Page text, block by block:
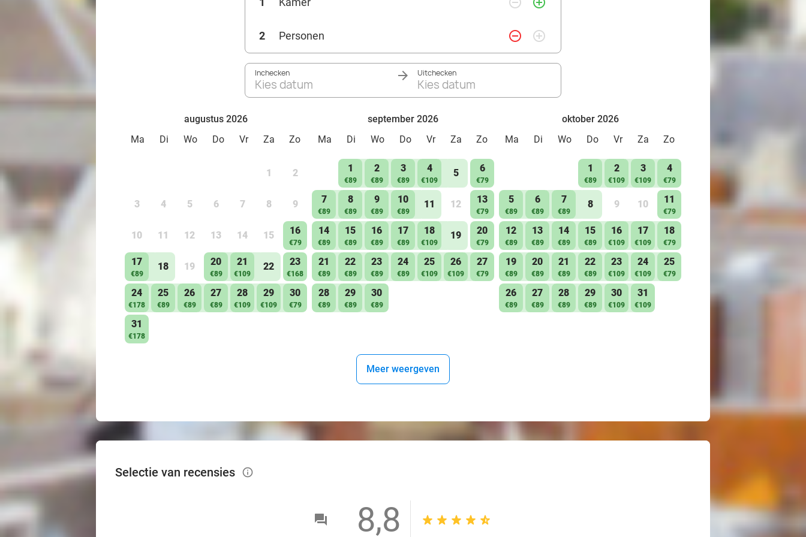
Eigen badkamer
Toilet op de gang
2 Personen remove_circle_outline add_circle_outline
Inchecken
Kies datum
Uitchecken
Kies datum
augustus 2026
Ma
Di Wo Do Vr Za Zo
1 2
3 4 5 6 7 8 9
10 11 12 13 14 15 16
€79
17
€89
18 19 20
€89
21
€109
22 23
€168
24
€178
25
€89
26
€89
27
€89
28
€109
29
€109
30
€79
31
€178
september 2026
Ma
Di Wo Do Vr Za Zo
1
€89
2
€89
3
€89
4
€109
5 6
€79
7
€89
8
€89
9
€89
10
€89
11 12 13
€79
14
€89
15
€89
16
€89
17
€89
18
€109
19 20
€79
21
€89
22
€89
23
€89
24
€89
25
€109
26
€109
27
€79
28
€89
29
€89
30
€89
oktober 2026
Ma
Di Wo Do Vr Za Zo
1
€89
2
€109
3
€109
4
€79
5
€89
6
€89
7
€89
8 9 10 11
€79
12
€89
13
€89
14
€89
15
€89
16
€109
17
€109
18
€79
19
€89
20
€89
21
€89
22
€89
23
€109
24
€109
25
€79
26
€89
27
€89
28
€89
29
€89
30
€109
31
€109
Meer weergeven
Selectie van recensies info_outlined
8,8